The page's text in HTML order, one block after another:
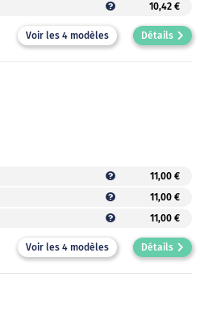
10,42 €
Voir les 4 modèles Détails
11,00 €
11,00 €
11,00 €
Voir les 4 modèles Détails